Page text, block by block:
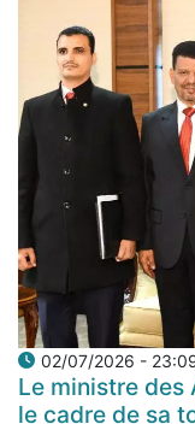
02/07/2026 -
Le ministre des
le cadre de sa